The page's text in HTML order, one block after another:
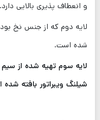
و انعطاف پذیری بالایی دارد.
لایه دوم که از جنس نخ
شده است.
لایه سوم تهیه شده از سیم
شیلنگ ویبراتور بافته